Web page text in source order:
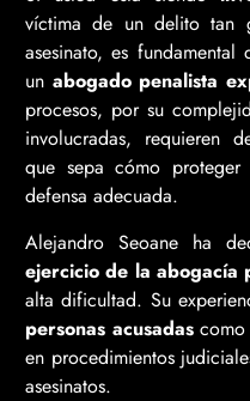
víctima de un delito tan
asesinato, es
un abogado penalista
procesos, por su
involucradas, requieren
que sepa cómo proteger
defensa adecuada.
Alejandro Seoane ha
ejercicio de la abogacía
alta dificultad. Su
personas acusadascomo
en procedimientos
asesinatos.